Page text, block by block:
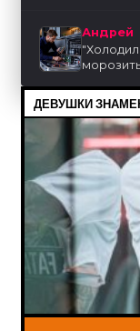
Андрей
"
ДЕВУШКИ